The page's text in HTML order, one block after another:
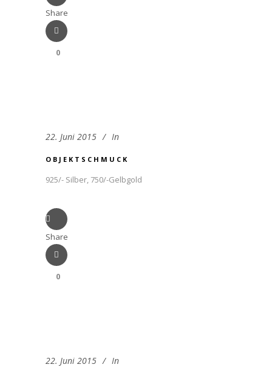
Share
0
22. Juni 2015 In
OBJEKTSCHMUCK
925/- Silber, 750/-Gelbgold
Share
0
22. Juni 2015 In